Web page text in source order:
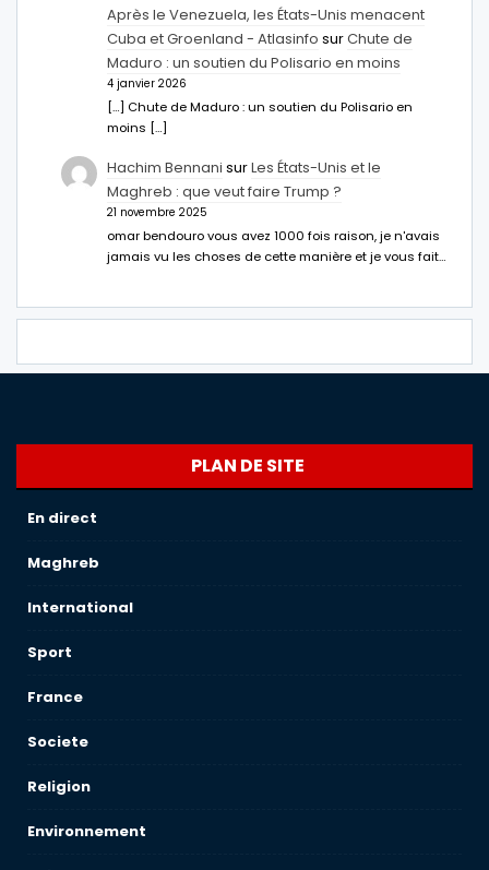
Après le Venezuela, les États-Unis menacent
Cuba et Groenland - Atlasinfo surChute de
Maduro : un soutien du Polisario en moins
4 janvier 2026
[…] Chute de Maduro : un soutien du Polisario en
moins […]
Hachim Bennani surLes États-Unis et le
Maghreb : que veut faire Trump ?
21 novembre 2025
omar bendouro vous avez 1000 fois raison, je n'avais
jamais vu les choses de cette manière et je vous fait…
PLAN DE SITE
En direct
Maghreb
International
Sport
France
Societe
Religion
Environnement